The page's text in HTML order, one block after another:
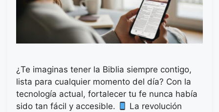
¿Te imaginas tener la Biblia siempre contigo,
lista para cualquier momento del día? Con la
tecnología actual, fortalecer tu fe nunca había
sido tan fácil y accesible.
La revolución